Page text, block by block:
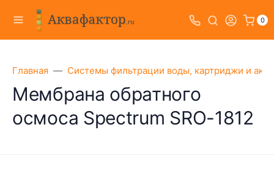
0
Главная Системы фильтрации воды, картриджи и
Мембрана обратного
осмоса Spectrum SRO-1812